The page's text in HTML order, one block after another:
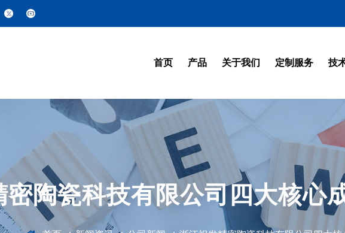
首页 产品 关于我们 定制服务 技
陶瓷科技有限公司四大核心